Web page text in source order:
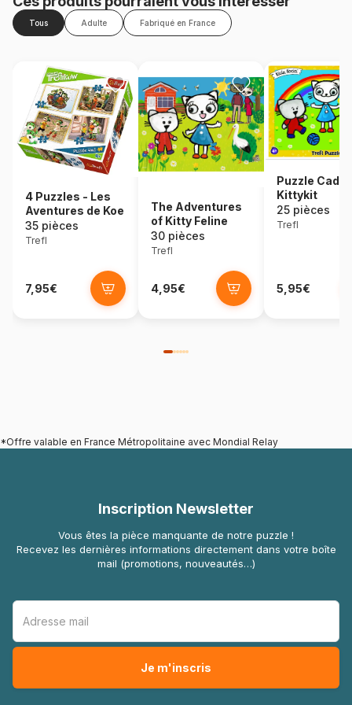
Tous Adulte Fabriqué en France
4 Puzzles - Les
Aventures de Koe
35 pièces
Trefl
7,95€
The Adventures
of Kitty Feline
30 pièces
Trefl
4,95€
Puzzle
Kittykit
25 pièces
Trefl
5,95€
*Offre valable en France Métropolitaine avec Mondial Relay
Inscription Newsletter
Vous êtes la pièce manquante de notre puzzle !
Recevez les dernières informations directement dans votre boîte
mail (promotions, nouveautés…)